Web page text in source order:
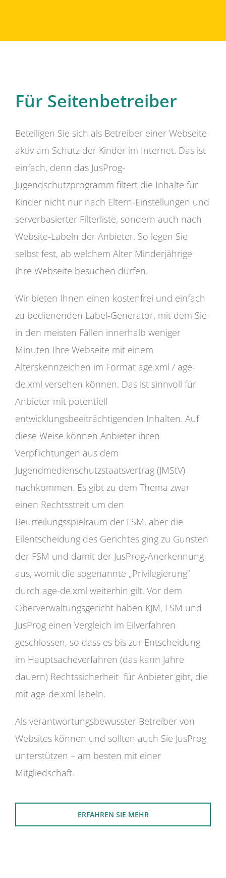
Für Seitenbetreiber
Beteiligen Sie sich als Betreiber einer Webseite
aktiv am Schutz der Kinder im Internet. Das ist
einfach, denn das JusProg-
Jugendschutzprogramm filtert die Inhalte für
Kinder nicht nur nach Eltern-Einstellungen und
serverbasierter Filterliste, sondern auch nach
Website-Labeln der Anbieter. So legen Sie
selbst fest, ab welchem Alter Minderjährige
Ihre Webseite besuchen dürfen.
Wir bieten Ihnen einen kostenfrei und einfach
zu bedienenden Label-Generator, mit dem Sie
in den meisten Fällen innerhalb weniger
Minuten Ihre Webseite mit einem
Alterskennzeichen im Format age.xml / age-
de.xml versehen können. Das ist sinnvoll für
Anbieter mit potentiell
entwicklungsbeeiträchtigenden Inhalten. Auf
diese Weise können Anbieter ihren
Verpflichtungen aus dem
Jugendmedienschutzstaatsvertrag (JMStV)
nachkommen. Es gibt zu dem Thema zwar
einen Rechtsstreit um den
Beurteilungsspielraum der FSM, aber die
Eilentscheidung des Gerichtes ging zu Gunsten
der FSM und damit der JusProg-Anerkennung
aus, womit die sogenannte „Privilegierung“
durch age-de.xml weiterhin gilt. Vor dem
Oberverwaltungsgericht haben KJM, FSM und
JusProg einen Vergleich im Eilverfahren
geschlossen, so dass es bis zur Entscheidung
im Hauptsacheverfahren (das kann Jahre
dauern) Rechtssicherheit für Anbieter gibt, die
mit age-de.xml labeln.
Als verantwortungsbewusster Betreiber von
Websites können und sollten auch Sie JusProg
unterstützen – am besten mit einer
Mitgliedschaft.
ERFAHREN SIE MEHR